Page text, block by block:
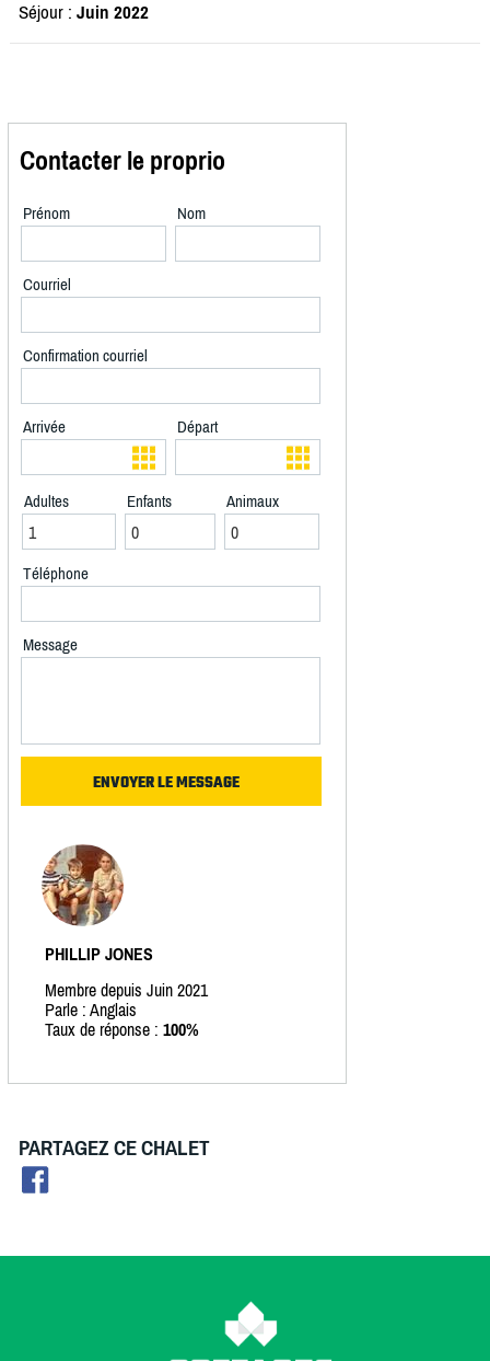
Séjour : Juin 2022
Contacter le proprio
Prénom Nom
Courriel
Confirmation courriel
Arrivée Départ
Adultes Enfants Animaux
Téléphone
Message
PHILLIP JONES
Membre depuis Juin 2021
Parle : Anglais
Taux de réponse : 100%
PARTAGEZ CE CHALET